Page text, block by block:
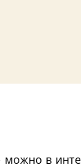
можно в